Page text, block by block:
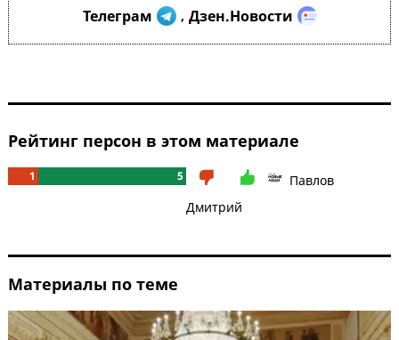
Телеграм , Дзен.Новости
Рейтинг персон в этом материале
1 5
Павлов
Дмитрий
Материалы по теме